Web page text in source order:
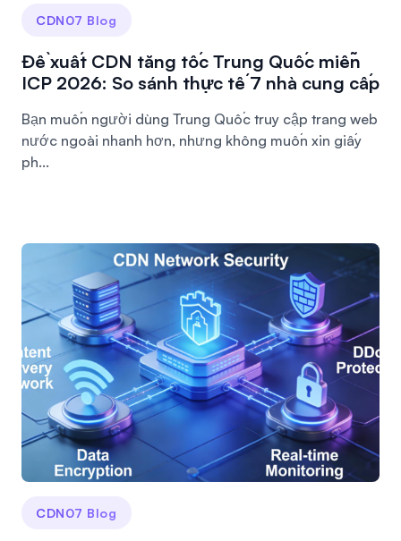
CDN07 Blog
Đề xuất CDN tăng tốc Trung Quốc miễn
ICP 2026: So sánh thực tế 7 nhà cung cấp
Bạn muốn người dùng Trung Quốc truy cập trang web
nước ngoài nhanh hơn, nhưng không muốn xin giấy
ph...
CDN07 Blog